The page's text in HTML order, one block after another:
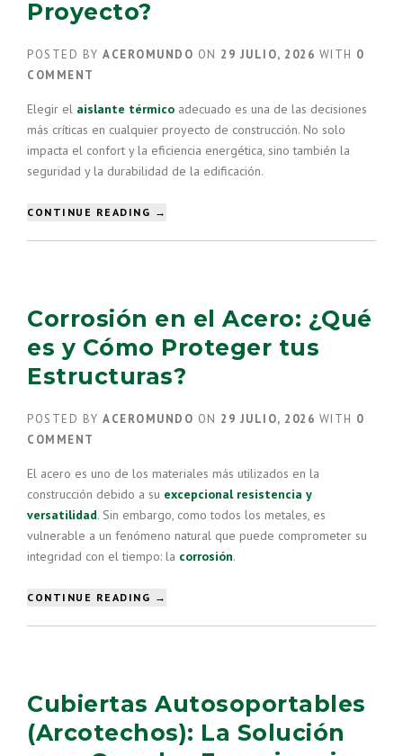
Proyecto?
POSTED BY ACEROMUNDO ON 29 JULIO, 2026 WITH 0
COMMENT
Elegir el aislante térmico adecuado es una de las decisiones
más críticas en cualquier proyecto de construcción. No solo
impacta el confort y la eficiencia energética, sino también la
seguridad y la durabilidad de la edificación.
CONTINUE READING “LANA
ES
EL
MEJOR
AISLANTE
PROYECTO?”
→
Corrosión en el Acero: ¿Qué
es y Cómo Proteger tus
Estructuras?
POSTED BY ACEROMUNDO ON 29 JULIO, 2026 WITH 0
COMMENT
El acero es uno de los materiales más utilizados en la
construcción debido a su excepcional resistencia y
versatilidad. Sin embargo, como todos los metales, es
vulnerable a un fenómeno natural que puede comprometer su
integridad con el tiempo: la corrosión.
CONTINUE READING “CORROSIÓN
Y
CÓMO
PROTEGER
→
Cubiertas Autosoportables
(Arcotechos): La Solución